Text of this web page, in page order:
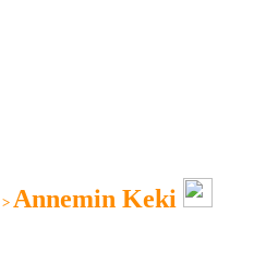
> Annemin Keki